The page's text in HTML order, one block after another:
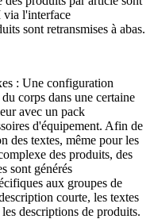
via l'interface
sont retransmises à abas.
: Une configuration
corps dans une certaine
avec un pack
d'équipement. Afin de
des textes, même pour les
des produits, des
sont générés
aux groupes de
courte, les textes
descriptions de produits.